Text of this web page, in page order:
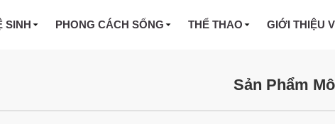
SINH PHONG CÁCH SỐNG THỂ THAO GIỚI THIỆU
Sản Phẩm